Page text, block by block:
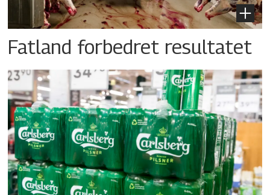
Fatland forbedret resultatet